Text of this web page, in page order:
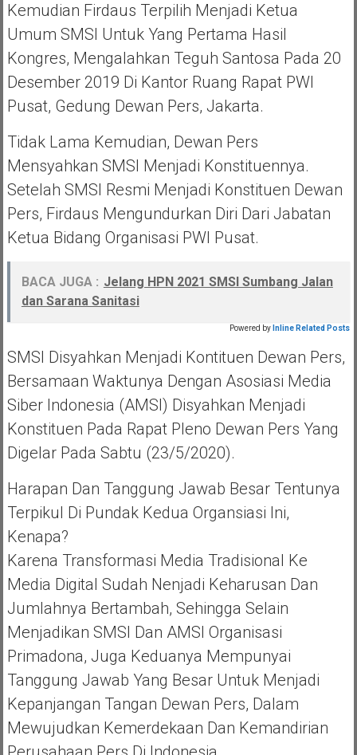
Kemudian Firdaus Terpilih Menjadi Ketua
Umum SMSI Untuk Yang Pertama Hasil
Kongres, Mengalahkan Teguh Santosa Pada 20
Desember 2019 Di Kantor Ruang Rapat PWI
Pusat, Gedung Dewan Pers, Jakarta.
Tidak Lama Kemudian, Dewan Pers
Mensyahkan SMSI Menjadi Konstituennya.
Setelah SMSI Resmi Menjadi Konstituen Dewan
Pers, Firdaus Mengundurkan Diri Dari Jabatan
Ketua Bidang Organisasi PWI Pusat.
BACA JUGA : Jelang HPN 2021 SMSI Sumbang Jalan
dan Sarana Sanitasi
Powered by Inline Related Posts
SMSI Disyahkan Menjadi Kontituen Dewan Pers,
Bersamaan Waktunya Dengan Asosiasi Media
Siber Indonesia (AMSI) Disyahkan Menjadi
Konstituen Pada Rapat Pleno Dewan Pers Yang
Digelar Pada Sabtu (23/5/2020).
Harapan Dan Tanggung Jawab Besar Tentunya
Terpikul Di Pundak Kedua Organsiasi Ini,
Kenapa?
Karena Transformasi Media Tradisional Ke
Media Digital Sudah Nenjadi Keharusan Dan
Jumlahnya Bertambah, Sehingga Selain
Menjadikan SMSI Dan AMSI Organisasi
Primadona, Juga Keduanya Mempunyai
Tanggung Jawab Yang Besar Untuk Menjadi
Kepanjangan Tangan Dewan Pers, Dalam
Mewujudkan Kemerdekaan Dan Kemandirian